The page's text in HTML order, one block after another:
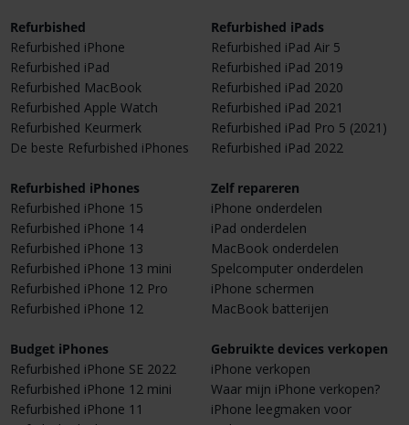
Refurbished
Refurbished iPhone
Refurbished iPad
Refurbished MacBook
Refurbished Apple Watch
Refurbished Keurmerk
De beste Refurbished iPhones
Refurbished iPhones
Refurbished iPhone 15
Refurbished iPhone 14
Refurbished iPhone 13
Refurbished iPhone 13 mini
Refurbished iPhone 12 Pro
Refurbished iPhone 12
Budget iPhones
Refurbished iPhone SE 2022
Refurbished iPhone 12 mini
Refurbished iPhone 11
Refurbished iPads
Refurbished iPad Air 5
Refurbished iPad 2019
Refurbished iPad 2020
Refurbished iPad 2021
Refurbished iPad Pro 5 (2021)
Refurbished iPad 2022
Zelf repareren
iPhone onderdelen
iPad onderdelen
MacBook onderdelen
Spelcomputer onderdelen
iPhone schermen
MacBook batterijen
Gebruikte devices verkopen
iPhone verkopen
Waar mijn iPhone verkopen?
iPhone leegmaken voor